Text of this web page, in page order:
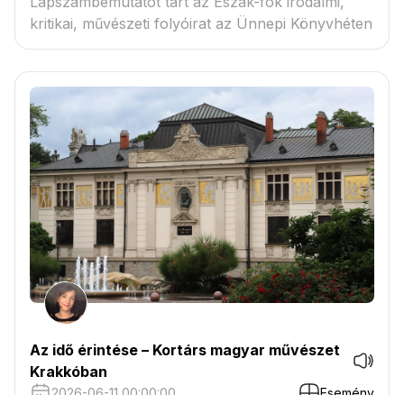
kritikai, művészeti folyóirat az Ünnepi Könyvhéten
Az idő érintése – Kortárs magyar művészet
Krakkóban